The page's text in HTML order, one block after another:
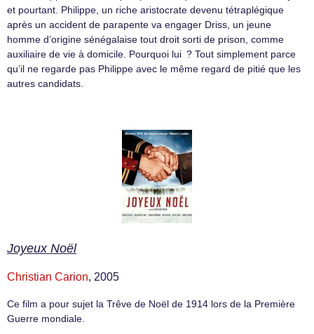
et pourtant. Philippe, un riche aristocrate devenu tétraplégique
après un accident de parapente va engager Driss, un jeune
homme d’origine sénégalaise tout droit sorti de prison, comme
auxiliaire de vie à domicile. Pourquoi lui ? Tout simplement parce
qu’il ne regarde pas Philippe avec le même regard de pitié que les
autres candidats.
Joyeux Noël
Christian Carion, 2005
Ce film a pour sujet la Trêve de Noël de 1914 lors de la Première
Guerre mondiale.